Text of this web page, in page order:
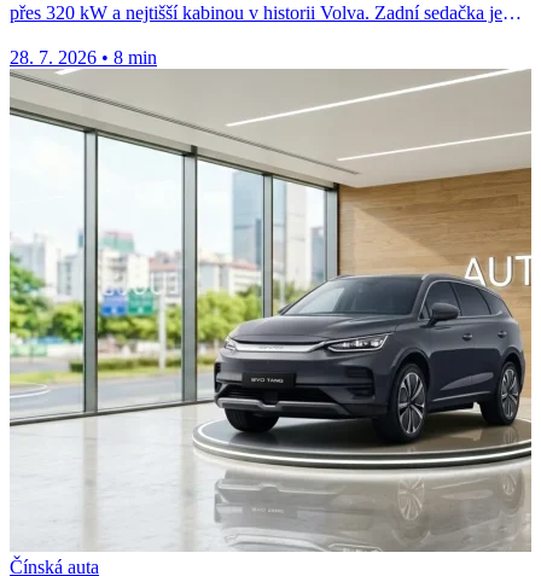
přes 320 kW a nejtišší kabinou v historii Volva. Zadní sedačka je
28. 7. 2026 • 8 min
Čínská auta